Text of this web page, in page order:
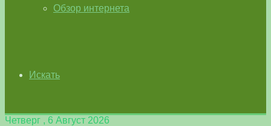
Обзор интернета
Искать
Четверг , 6 Август 2026